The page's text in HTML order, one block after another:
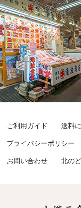
ご利用ガイド 送料
プライバシーポリシー
お問い合わせ 北の